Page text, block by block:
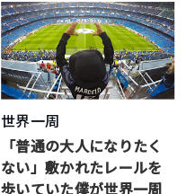
世界一周
「普通の大人になりたく
ない」敷かれたレールを
歩いていた僕が世界一周